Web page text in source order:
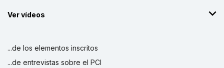
Ver vídeos
...de los elementos inscritos
...de entrevistas sobre el PCI